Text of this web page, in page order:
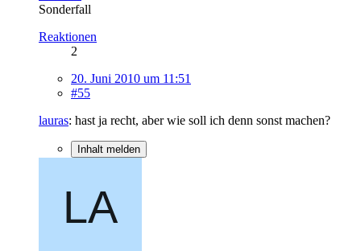
Sonderfall
Reaktionen
2
20. Juni 2010 um 11:51
#55
lauras: hast ja recht, aber wie soll ich denn sonst machen?
Inhalt melden